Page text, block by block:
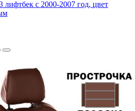
с 2000-2007 год, цвет